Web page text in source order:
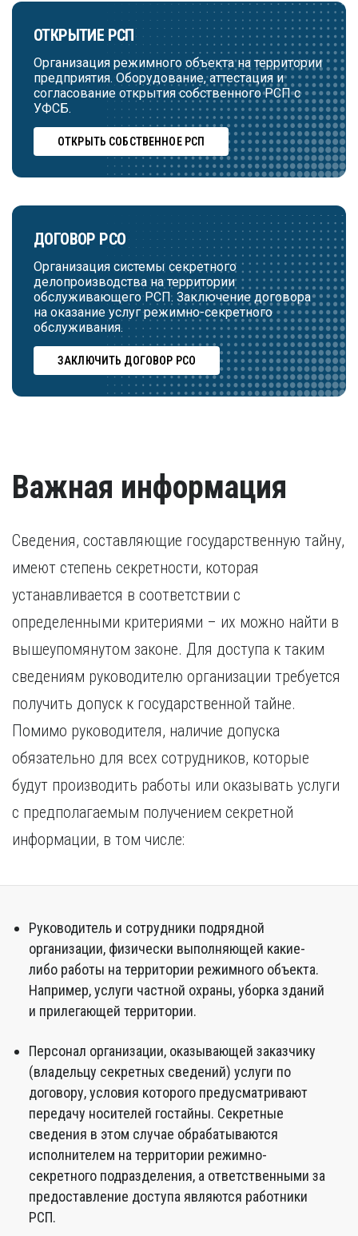
ОТКРЫТИЕ РСП
Организация режимного объекта на территории
предприятия. Оборудование, аттестация и
согласование открытия собственного РСП с
УФСБ.
ОТКРЫТЬ СОБСТВЕННОЕ РСП
ДОГОВОР РСО
Организация системы секретного
делопроизводства на территории
обслуживающего РСП. Заключение договора
на оказание услуг режимно-секретного
обслуживания.
ЗАКЛЮЧИТЬ ДОГОВОР РСО
Важная информация
Сведения, составляющие государственную тайну,
имеют степень секретности, которая
устанавливается в соответствии с
определенными критериями – их можно найти в
вышеупомянутом законе. Для доступа к таким
сведениям руководителю организации требуется
получить допуск к государственной тайне.
Помимо руководителя, наличие допуска
обязательно для всех сотрудников, которые
будут производить работы или оказывать услуги
с предполагаемым получением секретной
информации, в том числе:
Руководитель и сотрудники подрядной
организации, физически выполняющей какие-
либо работы на территории режимного объекта.
Например, услуги частной охраны, уборка зданий
и прилегающей территории.
Персонал организации, оказывающей заказчику
(владельцу секретных сведений) услуги по
договору, условия которого предусматривают
передачу носителей гостайны. Секретные
сведения в этом случае обрабатываются
исполнителем на территории режимно-
секретного подразделения, а ответственными за
предоставление доступа являются работники
РСП.